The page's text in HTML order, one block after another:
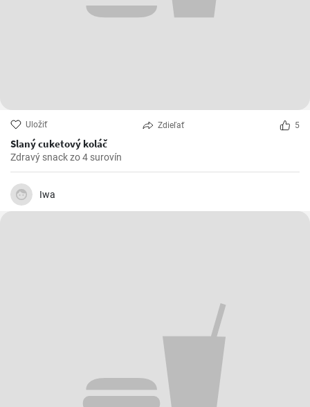
Uložiť Zdieľať 5
Slaný cuketový koláč
Zdravý snack zo 4 surovín
Iwa